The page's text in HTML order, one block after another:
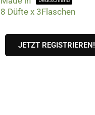
8 Düfte x 3Flaschen
JETZT REGISTRIEREN!